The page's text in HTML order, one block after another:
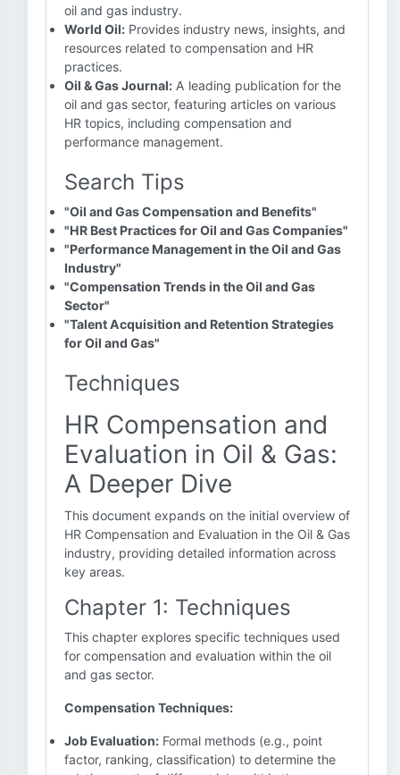
oil and gas industry.
World Oil: Provides industry news, insights, and
resources related to compensation and HR
practices.
Oil & Gas Journal: A leading publication for the
oil and gas sector, featuring articles on various
HR topics, including compensation and
performance management.
Search Tips
"Oil and Gas Compensation and Benefits"
"HR Best Practices for Oil and Gas Companies"
"Performance Management in the Oil and Gas
Industry"
"Compensation Trends in the Oil and Gas
Sector"
"Talent Acquisition and Retention Strategies
for Oil and Gas"
Techniques
HR Compensation and
Evaluation in Oil & Gas:
A Deeper Dive
This document expands on the initial overview of
HR Compensation and Evaluation in the Oil & Gas
industry, providing detailed information across
key areas.
Chapter 1: Techniques
This chapter explores specific techniques used
for compensation and evaluation within the oil
and gas sector.
Compensation Techniques:
Job Evaluation: Formal methods (e.g., point
factor, ranking, classification) to determine the